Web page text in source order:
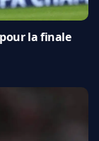
pour la finale